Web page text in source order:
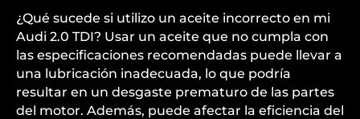
¿Qué sucede si utilizo un aceite incorrecto en mi
Audi 2.0 TDI? Usar un aceite que no cumpla con
las especificaciones recomendadas puede llevar a
una lubricación inadecuada, lo que podría
resultar en un desgaste prematuro de las partes
del motor. Además, puede afectar la eficiencia del